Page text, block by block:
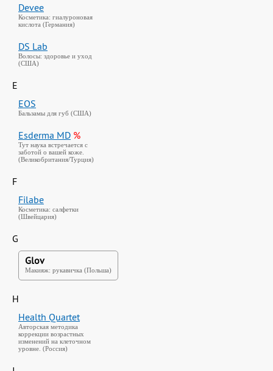
Devee
Косметика: гиалуроновая
кислота (Германия)
DS Lab
Волосы: здоровье и уход
(США)
E
EOS
Бальзамы для губ (США)
Esderma MD %
Тут наука встречается с
заботой о вашей коже.
(Великобритания/Турция)
F
Filabe
Косметика: салфетки
(Швейцария)
G
Glov
Макияж: рукавичка (Польша)
H
Health Quartet
Авторская методика
коррекции возрастных
изменений на клеточном
уровне. (Россия)